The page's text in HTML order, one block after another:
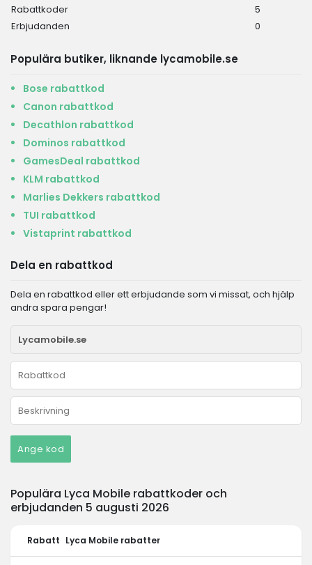
Rabattkoder
5
Erbjudanden
0
Populära butiker, liknande lycamobile.se
Bose rabattkod
Canon rabattkod
Decathlon rabattkod
Dominos rabattkod
GamesDeal rabattkod
KLM rabattkod
Marlies Dekkers rabattkod
TUI rabattkod
Vistaprint rabattkod
Dela en rabattkod
Dela en rabattkod eller ett erbjudande som vi missat, och hjälp
andra spara pengar!
Ange kod
Populära Lyca Mobile rabattkoder och
erbjudanden 5 augusti 2026
Rabatt Lyca Mobile rabatter